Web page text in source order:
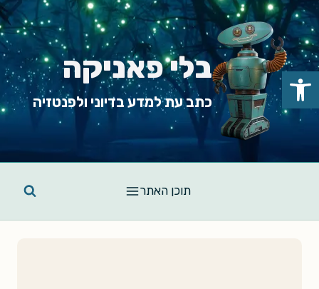
Skip
to
content
בלי פאניקה
כתב עת למדע בדיוני ולפנטזיה
תוכן האתר
פתח סרגל נגישות